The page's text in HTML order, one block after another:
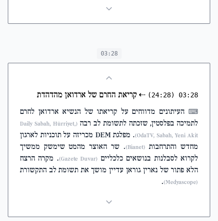
03:28
03:28
(24:28)
⇠קריאת החרם של ארדואן מהדהדת
⌨ העיתונים מדווחים על קריאתו של הנשיא ארדואן לחרם
לתמיכה בפלסטין, שזכתה לתשומת לב רבה (Daily Sabah, Hürriyet,
OdaTV, Sabah, Yeni Akit)
. מפלגת DEM מכריזה על תוכניות לארגון
מחדש והתרחבות (Bianet)
. שר האוצר מהמט שימשק ממשיך
לקרוא לסבלנות בנושאים כלכליים (Gazete Duvar)
. מקרה הרצח
הלא פתור של נארין גוראן עדיין מושך את תשומת לב התקשורת
(Medyascope)
.